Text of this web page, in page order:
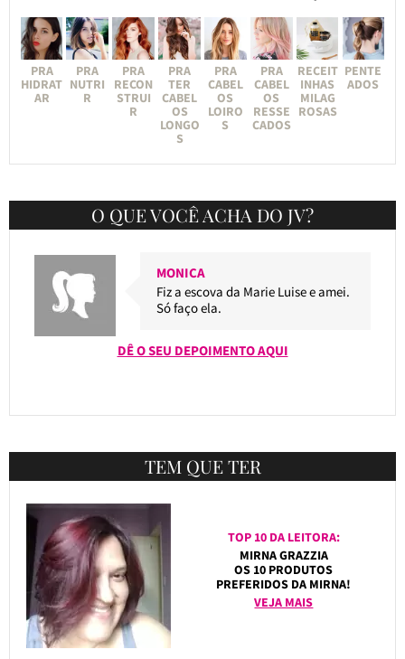
PRA
HIDRAT
AR
PRA
NUTRI
R
PRA
RECON
STRUI
R
PRA
TER
CABEL
OS
LONGO
S
PRA
CABEL
OS
LOIRO
S
PRA
CABEL
OS
RESSE
CADOS
RECEIT
INHAS
MILAG
ROSAS
PENTE
ADOS
O QUE VOCÊ ACHA DO JV?
MONICA
Fiz a escova da Marie Luise e amei.
Só faço ela.
DÊ O SEU DEPOIMENTO AQUI
TEM QUE TER
TOP 10 DA LEITORA:
MIRNA GRAZZIA
OS 10 PRODUTOS
PREFERIDOS DA MIRNA!
VEJA MAIS